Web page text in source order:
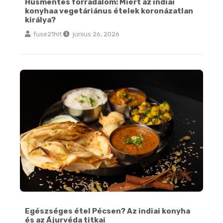
Húsmentes forradalom: Miért az indiai
konyhaa vegetáriánus ételek koronázatlan
királya?
fuse21hlt június 26, 2026
Egészséges étel Pécsen? Az indiai konyha
és az Ájurvéda titkai